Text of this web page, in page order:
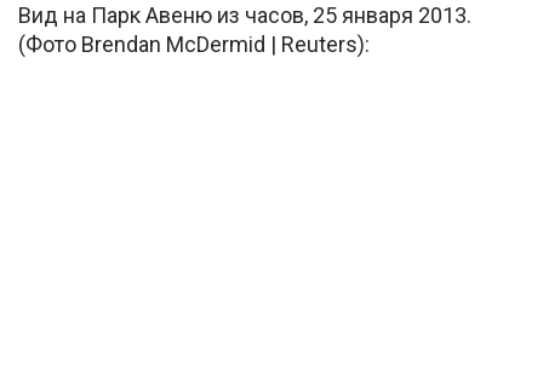
Вид на Парк Авеню из часов, 25 января 2013.
(Фото Brendan McDermid | Reuters):